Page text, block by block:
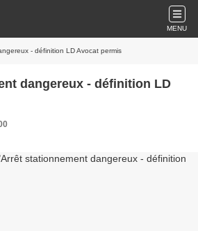
MENU
- définition LD Avocat permis
dangereux - définition LD